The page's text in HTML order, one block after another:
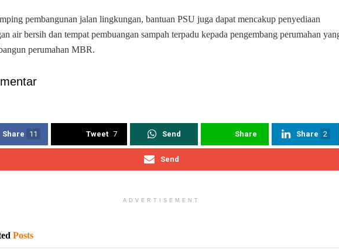
pembangunan jalan lingkungan, bantuan PSU juga dapat mencakup penyediaan
air bersih dan tempat pembuangan sampah terpadu kepada pengembang perumahan
perumahan MBR.
Share 11 Tweet 7 Send Share Share 2
Send
ADVERTISEMENT
Posts